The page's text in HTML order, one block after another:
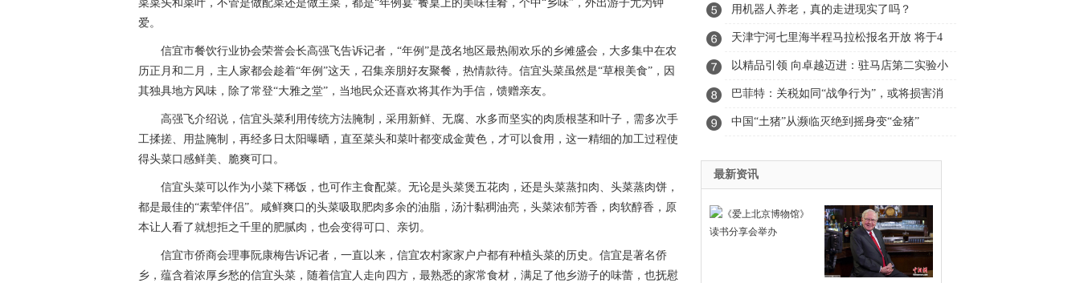
菜菜头和菜叶，不管是做配菜还是做主菜，都是“年例宴”餐桌上的美味佳肴，个中“乡味”，外出游子尤为钟
爱。
信宜市餐饮行业协会荣誉会长高强飞告诉记者，“年例”是茂名地区最热闹欢乐的乡傩盛会，大多集中在农
历正月和二月，主人家都会趁着“年例”这天，召集亲朋好友聚餐，热情款待。信宜头菜虽然是“草根美食”，因
其独具地方风味，除了常登“大雅之堂”，当地民众还喜欢将其作为手信，馈赠亲友。
高强飞介绍说，信宜头菜利用传统方法腌制，采用新鲜、无腐、水多而坚实的肉质根茎和叶子，需多次手
工揉搓、用盐腌制，再经多日太阳曝晒，直至菜头和菜叶都变成金黄色，才可以食用，这一精细的加工过程使
得头菜口感鲜美、脆爽可口。
信宜头菜可以作为小菜下稀饭，也可作主食配菜。无论是头菜煲五花肉，还是头菜蒸扣肉、头菜蒸肉饼，
都是最佳的“素荤伴侣”。咸鲜爽口的头菜吸取肥肉多余的油脂，汤汁黏稠油亮，头菜浓郁芳香，肉软醇香，原
本让人看了就想拒之千里的肥腻肉，也会变得可口、亲切。
信宜市侨商会理事阮康梅告诉记者，一直以来，信宜农村家家户户都有种植头菜的历史。信宜是著名侨
乡，蕴含着浓厚乡愁的信宜头菜，随着信宜人走向四方，最熟悉的家常食材，满足了他乡游子的味蕾，也抚慰
用机器人养老，真的走进现实了吗？
天津宁河七里海半程马拉松报名开放 将于4
月20日开跑
以精品引领 向卓越迈进：驻马店第二实验小
学 7 位教师入选部级精品课
巴菲特：关税如同“战争行为”，或将损害消
费者利益
中国“土猪”从濒临灭绝到摇身变“金猪”
最新资讯